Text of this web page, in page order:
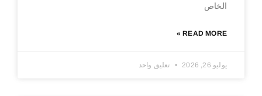
الخاص
READ MORE »
يوليو 26, 2026 تعليق واحد